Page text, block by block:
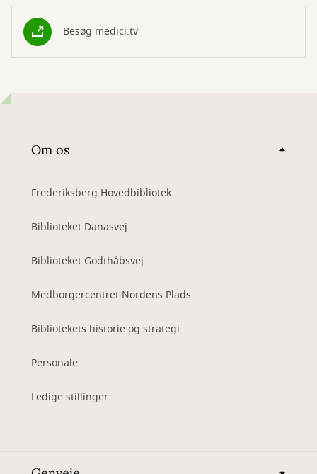
Besøg medici.tv
Om os
Frederiksberg Hovedbibliotek
Biblioteket Danasvej
Biblioteket Godthåbsvej
Medborgercentret Nordens Plads
Bibliotekets historie og strategi
Personale
Ledige stillinger